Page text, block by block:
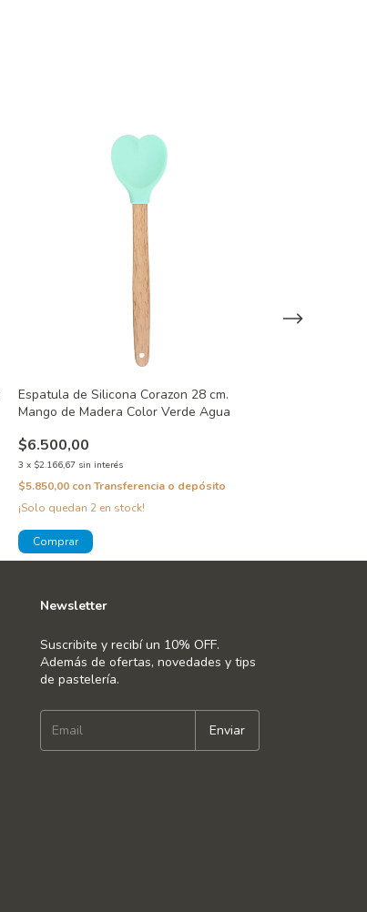
Espatula de Silicona Corazon 28 cm.
Mango de Madera Color Verde Agua
$6.500,00
3 x $2.166,67 sin interés
$5.850,00 conTransferencia o depósito
¡Solo quedan 2 en stock!
Newsletter
Suscribite y recibí un 10% OFF.
Además de ofertas, novedades y tips
de pastelería.